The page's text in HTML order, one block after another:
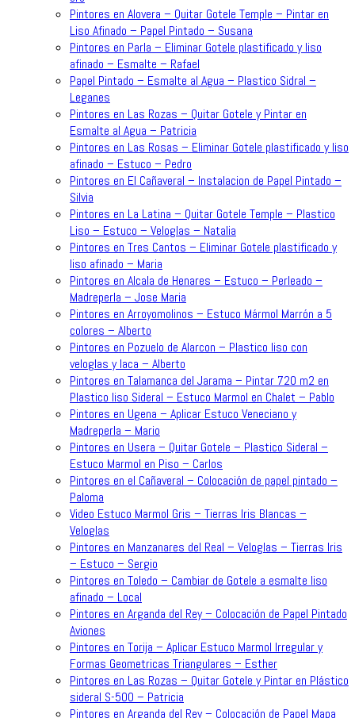
Pintores en Alovera – Quitar Gotele Temple – Pintar en
Liso Afinado – Papel Pintado – Susana
Pintores en Parla – Eliminar Gotele plastificado y liso
afinado – Esmalte – Rafael
Papel Pintado – Esmalte al Agua – Plastico Sidral –
Leganes
Pintores en Las Rozas – Quitar Gotele y Pintar en
Esmalte al Agua – Patricia
Pintores en Las Rosas – Eliminar Gotele plastificado y liso
afinado – Estuco – Pedro
Pintores en El Cañaveral – Instalacion de Papel Pintado –
Silvia
Pintores en La Latina – Quitar Gotele Temple – Plastico
Liso – Estuco – Veloglas – Natalia
Pintores en Tres Cantos – Eliminar Gotele plastificado y
liso afinado – Maria
Pintores en Alcala de Henares – Estuco – Perleado –
Madreperla – Jose Maria
Pintores en Arroyomolinos – Estuco Mármol Marrón a 5
colores – Alberto
Pintores en Pozuelo de Alarcon – Plastico liso con
veloglas y laca – Alberto
Pintores en Talamanca del Jarama – Pintar 720 m2 en
Plastico liso Sideral – Estuco Marmol en Chalet – Pablo
Pintores en Ugena – Aplicar Estuco Veneciano y
Madreperla – Mario
Pintores en Usera – Quitar Gotele – Plastico Sideral –
Estuco Marmol en Piso – Carlos
Pintores en el Cañaveral – Colocación de papel pintado –
Paloma
Video Estuco Marmol Gris – Tierras Iris Blancas –
Veloglas
Pintores en Manzanares del Real – Veloglas – Tierras Iris
– Estuco – Sergio
Pintores en Toledo – Cambiar de Gotele a esmalte liso
afinado – Local
Pintores en Arganda del Rey – Colocación de Papel Pintado
Aviones
Pintores en Torija – Aplicar Estuco Marmol Irregular y
Formas Geometricas Triangulares – Esther
Pintores en Las Rozas – Quitar Gotele y Pintar en Plástico
sideral S-500 – Patricia
Pintores en Arganda del Rey – Colocación de Papel Mapa